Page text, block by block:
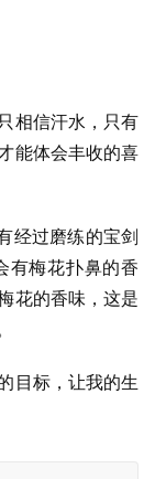
相信汗水，只有
能体会丰收的喜
经过磨练的宝剑
有梅花扑鼻的香
花的香味，这是
目标，让我的生